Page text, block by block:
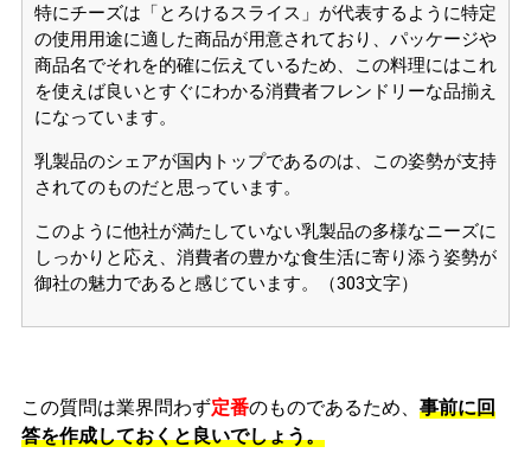
特にチーズは「とろけるスライス」が代表するように特定
の使用用途に適した商品が用意されており、パッケージや
商品名でそれを的確に伝えているため、この料理にはこれ
を使えば良いとすぐにわかる消費者フレンドリーな品揃え
になっています。
乳製品のシェアが国内トップであるのは、この姿勢が支持
されてのものだと思っています。
このように他社が満たしていない乳製品の多様なニーズに
しっかりと応え、消費者の豊かな食生活に寄り添う姿勢が
御社の魅力であると感じています。（303文字）
この質問は業界問わず定番のものであるため、 事前に回
答を作成しておくと良いでしょう。